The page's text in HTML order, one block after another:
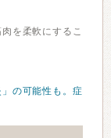
を柔軟にするこ
の可能性も。症